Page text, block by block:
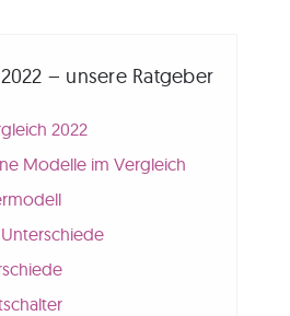
– unsere Ratgeber
2022
Modelle im Vergleich